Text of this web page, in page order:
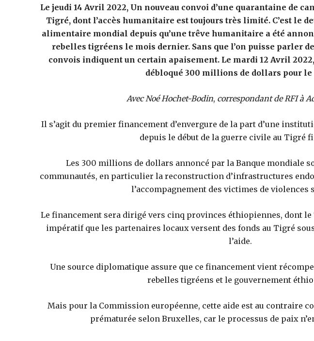
Le jeudi 14 Avril 2022, Un nouveau convoi d’une quarantaine de
Tigré, dont l’accès humanitaire est toujours très limité. C’est le
alimentaire mondial depuis qu’une trêve humanitaire a été
rebelles tigréens le mois dernier. Sans que l’on puisse parler
convois indiquent un certain apaisement. Le mardi 12 Avril
débloqué 300 millions de dollars pour le
Avec Noé Hochet-Bodin, correspondant de RFI à
Il s’agit du premier financement d’envergure de la part d’une
depuis le début de la guerre civile au Tigré
Les 300 millions de dollars annoncé par la Banque mondiale
communautés, en particulier la reconstruction d’infrastructures
l’accompagnement des victimes de violences
Le financement sera dirigé vers cinq provinces éthiopiennes, dont
impératif que les partenaires locaux versent des fonds au Tigré
l’aide.
Une source diplomatique assure que ce financement vient
rebelles tigréens et le gouvernement
Mais pour la Commission européenne, cette aide est au contraire
prématurée selon Bruxelles, car le processus de paix